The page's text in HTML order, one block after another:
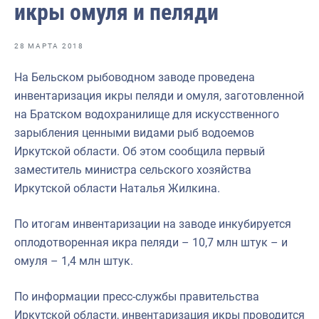
Отраслевые СМИ
Отрасль в цифрах
Инфографика
Большая африканская экспедиция
События в России и мире
икры омуля и пеляди
28 МАРТА 2018
На Бельском рыбоводном заводе проведена
инвентаризация икры пеляди и омуля, заготовленной
на Братском водохранилище для искусственного
зарыбления ценными видами рыб водоемов
Иркутской области. Об этом сообщила первый
заместитель министра сельского хозяйства
Иркутской области Наталья Жилкина.
По итогам инвентаризации на заводе инкубируется
оплодотворенная икра пеляди – 10,7 млн штук – и
омуля – 1,4 млн штук.
По информации пресс-службы правительства
Иркутской области, инвентаризация икры проводится